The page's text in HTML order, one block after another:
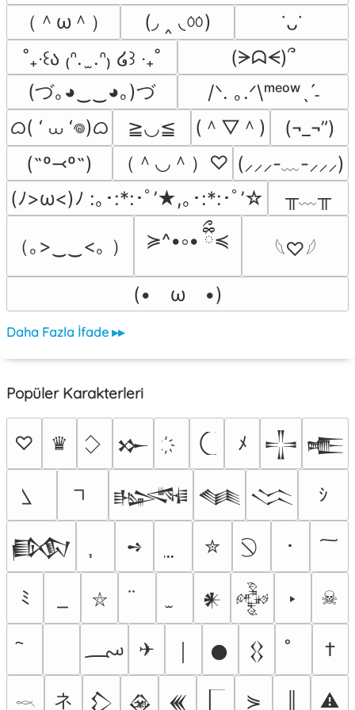
（＾ω＾）
(◞ ‸ ◟ㆀ)
˙ᴗ˙
˚₊‧꒰ა ₍ᐢ.  ̫.ᐢ₎ ໒꒱ ‧₊˚
(ᗒᗣᗕ)՞
(づ｡◕‿‿◕｡)づ
/ᐠ. ｡.ᐟ\ᵐᵉᵒʷˎˊ˗
ᜊ( ‘ ⩊ ‘𖦹)ᜊ
≧◡≦ (＾▽＾)
(¬_¬”)
(˶º⤙º˶)
（＾◡＾）♡ (⸝⸝⸝-﹏-⸝⸝⸝)
(ﾉ>ω<)ﾉ :｡･:*:･ﾟ’★,｡･:*:･ﾟ’☆
╥﹏╥
（｡>‿‿<｡ ） ≽^•༚• ྀིྀ≼
𓆩♡𓆪
(•　ω　•)
Daha Fazla İfade ▸▸
Popüler Karakterleri
♡ ♛ 𒁍 ﾒ 𒋲 𒍫
𒈙 𒈝 𒈱 ｼ
𒁃 ➺ ✮ ･
ﾐ ⛥ 𒀭 𒅒 ‣ ☠
؄ ✈ 𒊹 𒌐 †
𓎖 ネ 𒁷 𒊲 𒌍 ⋟ ⚠